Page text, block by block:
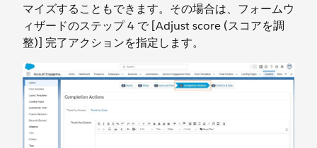
マイズすることもできます。その場合は、フォームウ
ィザードのステップ 4 で [Adjust score (スコアを調
整)] 完了アクションを指定します。